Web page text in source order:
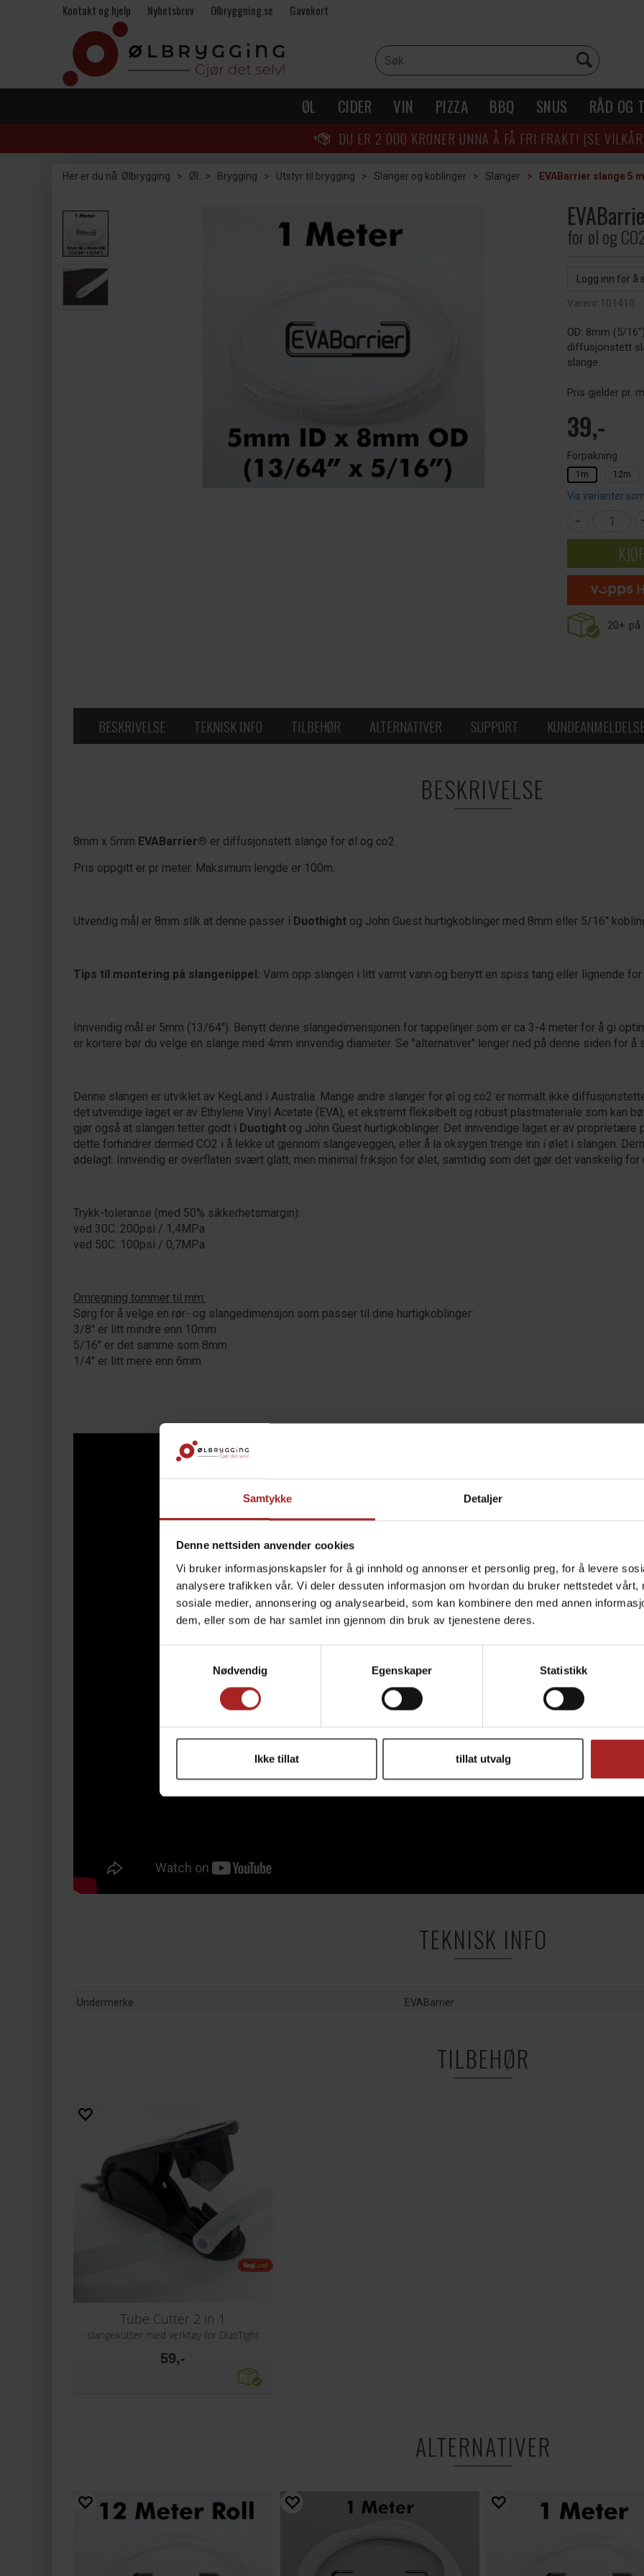
Samtykke Detaljer
Denne nettsiden anvender cookies
Vi bruker informasjonskapsler for å gi innhold og annonser et personlig preg, for å levere
analysere trafikken vår. Vi deler dessuten informasjon om hvordan du bruker nettstedet vårt,
sosiale medier, annonsering og analysearbeid, som kan kombinere den med annen
dem, eller som de har samlet inn gjennom din bruk av tjenestene deres.
Nødvendig
Egenskaper Statistikk
Ikke tillat tillat utvalg
Kontakt og hjelp Nyhetsbrev Olbryggning.se Gavekort
ØL CIDER VIN PIZZA BBQ SNUS RÅD OG
DU ER 2 000 KRONER UNNA Å FÅ FRI FRAKT! (SE
Her er du nå: Ølbrygging > Øl > Brygging > Utstyr til brygging > Slanger og koblinger > Slanger > EVABarrier slange 5
for øl og
Logg inn for å
Varenr:101410
OD: 8mm (5/
diffusjonstett
slange.
Pris gjelder pr.
39,-
Forpakning
1m 12m
Vis varianter
-
20+ på
BESKRIVELSE TEKNISK INFO TILBEHØR ALTERNATIVER SUPPORT
BESKRIVELSE
8mm x 5mm EVABarrier® er diffusjonstett slange for øl og co2.
Pris oppgitt er pr meter. Maksimum lengde er 100m.
Utvendig mål er 8mm slik at denne passer i Duothight og John Guest hurtigkoblinger med 8mm eller 5/16"
Tips til montering på slangenippel: Varm opp slangen i litt varmt vann og benytt en spiss tang eller lignende for
Innvendig mål er 5mm (13/64"). Benytt denne slangedimensjonen for tappelinjer som er ca 3-4 meter for å gi
er kortere bør du velge en slange med 4mm innvendig diameter. Se "alternativer" lenger ned på denne siden for å
Denne slangen er utviklet av KegLand i Australia. Mange andre slanger for øl og co2 er normalt ikke
det utvendige laget er av Ethylene Vinyl Acetate (EVA), et ekstremt fleksibelt og robust plastmateriale som kan
gjør også at slangen tetter godt i Duotight og John Guest hurtigkoblinger. Det innvendige laget er av
dette forhindrer dermed CO2 i å lekke ut gjennom slangeveggen, eller å la oksygen trenge inn i ølet i slangen.
ødelagt. Innvendig er overflaten svært glatt, men minimal friksjon for ølet, samtidig som det gjør det vanskelig for
Trykk-toleranse (med 50% sikkerhetsmargin):
ved 30C: 200psi / 1,4MPa
ved 50C: 100psi / 0,7MPa
Omregning tommer til mm:
Sørg for å velge en rør- og slangedimensjon som passer til dine hurtigkoblinger:
3/8" er litt mindre enn 10mm
5/16" er det samme som 8mm
1/4" er litt mere enn 6mm
TEKNISK INFO
Undermerke EVABarrier
TILBEHØR
Tube Cutter 2 in 1
slangekutter med verktøy for DuoTight
59,-
ALTERNATIVER